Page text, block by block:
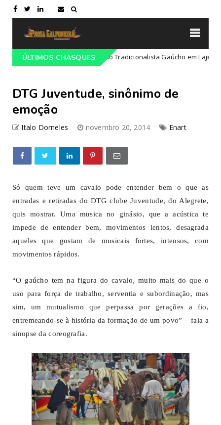
ÚLTIMOS CHASQUES
do 68º Congresso Tradicionalista Gaúcho em Lajeado-RS
DTG Juventude, sinônimo de
emoção
Italo Dorneles novembro 20, 2014 Enart
Só quem teve um cavalo pode entender bem o que as
entradas e retiradas do DTG clube Juventude, do Alegrete,
quis mostrar. Uma musica no ginásio, que a acústica te
impede de entender bem, movimentos lentos, desagrada
aqueles que gostam de musicais fortes, intensos, com
movimentos rápidos.
“O gaúcho tem na figura do cavalo, muito mais do que o
uso para força de trabalho, serventia e subordinação, mas
sim, um mutualismo que perpassa por gerações a fio,
entremeando-se à história da formação de um povo” – fala a
sinopse da coreografia.